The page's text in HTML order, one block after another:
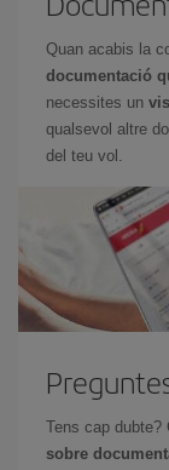
Quan acabis la
documentació
necessites un
qualsevol altre
del teu vol.
Tens cap dubte?
sobre